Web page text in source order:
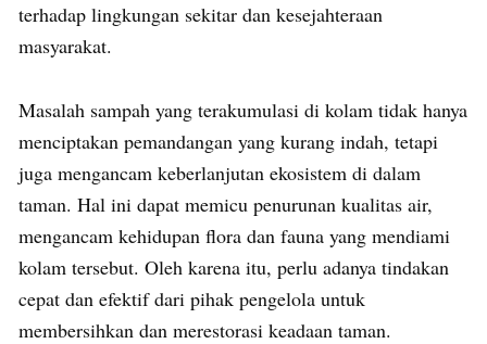
terhadap lingkungan sekitar dan kesejahteraan
masyarakat.
Masalah sampah yang terakumulasi di kolam tidak hanya
menciptakan pemandangan yang kurang indah, tetapi
juga mengancam keberlanjutan ekosistem di dalam
taman. Hal ini dapat memicu penurunan kualitas air,
mengancam kehidupan flora dan fauna yang mendiami
kolam tersebut. Oleh karena itu, perlu adanya tindakan
cepat dan efektif dari pihak pengelola untuk
membersihkan dan merestorasi keadaan taman.